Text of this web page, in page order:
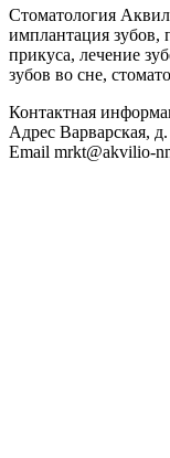
Стоматология
имплантация зубов,
прикуса, лечение
зубов во сне,
Контактная
Адрес Варварская,
Email mrkt@akvilio-